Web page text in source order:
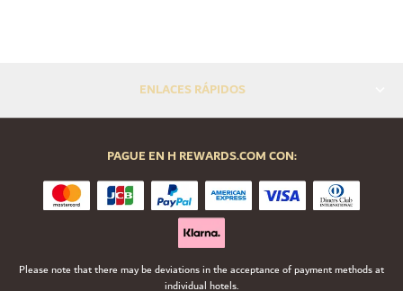
ENLACES RÁPIDOS
PAGUE EN H REWARDS.COM CON:
Please note that there may be deviations in the acceptance of payment methods at
individual hotels.